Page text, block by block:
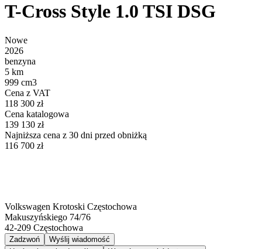
T-Cross Style 1.0 TSI DSG
Nowe
2026
benzyna
5 km
999 cm3
Cena z VAT
118 300 zł
Cena katalogowa
139 130 zł
Najniższa cena z 30 dni przed obniżką
116 700 zł
Volkswagen Krotoski Częstochowa
Makuszyńskiego 74/76
42-209 Częstochowa
Zadzwoń
Wyślij wiadomość